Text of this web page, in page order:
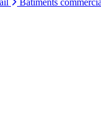
Bâtiments